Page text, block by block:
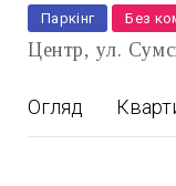
Паркінг Без
Центр ул.
Огляд